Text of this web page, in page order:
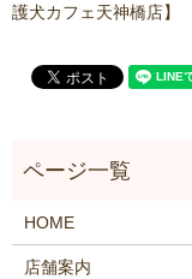
護犬カフェ天神橋店】
HOME
店舗案内